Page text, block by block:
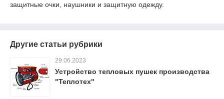
защитные очки, наушники и защитную одежду.
Другие статьи рубрики
29.06.2023
Устройство тепловых пушек производства
"Теплотех"